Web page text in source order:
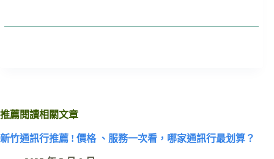
推薦閱讀相關文章
新竹通訊行推薦 ! 價格 、服務一次看，哪家通訊行最划算？